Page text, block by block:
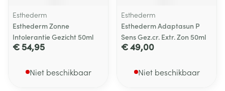
Esthederm
Esthederm Zonne
Intolerantie Gezicht 50ml
€ 54,95
Niet beschikbaar
Esthederm
Esthederm Adaptasun P
Sens Gez.cr. Extr. Zon 50ml
€ 49,00
Niet beschikbaar